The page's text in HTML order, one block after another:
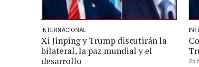
INTERNACIONAL
Xi Jinping y Trump discutirán la
bilateral, la paz mundial y el
desarrollo
25